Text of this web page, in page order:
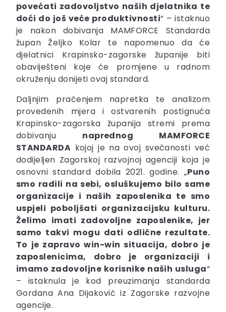
povećati zadovoljstvo naših djelatnika te
doći do još veće produktivnosti“ – istaknuo
je nakon dobivanja MAMFORCE Standarda
župan Željko Kolar te napomenuo da će
djelatnici Krapinsko-zagorske županije biti
obaviješteni koje će promjene u radnom
okruženju donijeti ovaj standard.
Daljnjim praćenjem napretka te analizom
provedenih mjera i ostvarenih postignuća
Krapinsko-zagorska županija stremi prema
dobivanju naprednog MAMFORCE
STANDARDA kojoj je na ovoj svečanosti već
dodijeljen Zagorskoj razvojnoj agenciji koja je
osnovni standard dobila 2021. godine. „Puno
smo radili na sebi, osluškujemo bilo same
organizacije i naših zaposlenika te smo
uspjeli poboljšati organizacijsku kulturu.
Želimo imati zadovoljne zaposlenike, jer
samo takvi mogu dati odlične rezultate.
To je zapravo win-win situacija, dobro je
zaposlenicima, dobro je organizaciji i
imamo zadovoljne korisnike naših usluga“
– istaknula je kod preuzimanja standarda
Gordana Ana Dijaković iz Zagorske razvojne
agencije.